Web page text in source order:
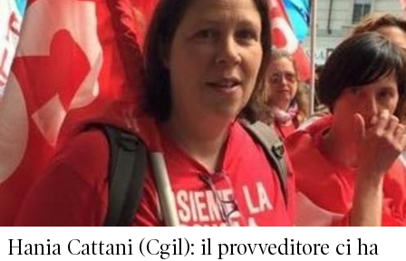
Hania Cattani (Cgil): il provveditore ci ha